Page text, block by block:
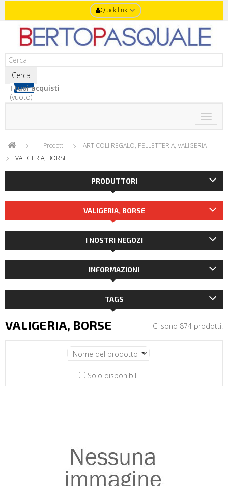
Quick link
Cerca
I tuoi acquisti
(vuoto)
Toggle
Prodotti
ARTICOLI REGALO, PELLETTERIA, VALIGERIA
VALIGERIA, BORSE
PRODUTTORI
VALIGERIA, BORSE
I NOSTRI NEGOZI
INFORMAZIONI
TAGS
VALIGERIA, BORSE Ci sono 874 prodotti.
Solo disponibili